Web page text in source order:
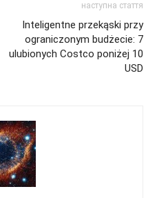
наступна стаття
Inteligentne przekąski przy
ograniczonym budżecie: 7
ulubionych Costco poniżej 10
USD